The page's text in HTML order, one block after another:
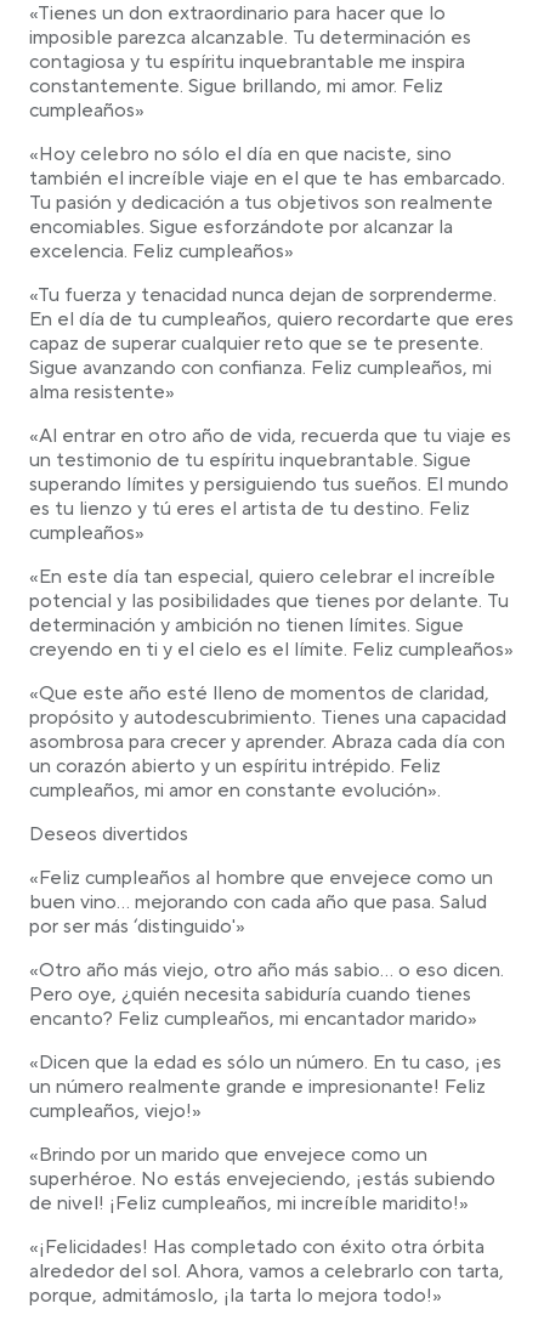
«Tienes un don extraordinario para hacer que lo
imposible parezca alcanzable. Tu determinación es
contagiosa y tu espíritu inquebrantable me inspira
constantemente. Sigue brillando, mi amor. Feliz
cumpleaños»
«Hoy celebro no sólo el día en que naciste, sino
también el increíble viaje en el que te has embarcado.
Tu pasión y dedicación a tus objetivos son realmente
encomiables. Sigue esforzándote por alcanzar la
excelencia. Feliz cumpleaños»
«Tu fuerza y tenacidad nunca dejan de sorprenderme.
En el día de tu cumpleaños, quiero recordarte que eres
capaz de superar cualquier reto que se te presente.
Sigue avanzando con confianza. Feliz cumpleaños, mi
alma resistente»
«Al entrar en otro año de vida, recuerda que tu viaje es
un testimonio de tu espíritu inquebrantable. Sigue
superando límites y persiguiendo tus sueños. El mundo
es tu lienzo y tú eres el artista de tu destino. Feliz
cumpleaños»
«En este día tan especial, quiero celebrar el increíble
potencial y las posibilidades que tienes por delante. Tu
determinación y ambición no tienen límites. Sigue
creyendo en ti y el cielo es el límite. Feliz cumpleaños»
«Que este año esté lleno de momentos de claridad,
propósito y autodescubrimiento. Tienes una capacidad
asombrosa para crecer y aprender. Abraza cada día con
un corazón abierto y un espíritu intrépido. Feliz
cumpleaños, mi amor en constante evolución».
Deseos divertidos
«Feliz cumpleaños al hombre que envejece como un
buen vino… mejorando con cada año que pasa. Salud
por ser más ‘distinguido'»
«Otro año más viejo, otro año más sabio… o eso dicen.
Pero oye, ¿quién necesita sabiduría cuando tienes
encanto? Feliz cumpleaños, mi encantador marido»
«Dicen que la edad es sólo un número. En tu caso, ¡es
un número realmente grande e impresionante! Feliz
cumpleaños, viejo!»
«Brindo por un marido que envejece como un
superhéroe. No estás envejeciendo, ¡estás subiendo
de nivel! ¡Feliz cumpleaños, mi increíble maridito!»
«¡Felicidades! Has completado con éxito otra órbita
alrededor del sol. Ahora, vamos a celebrarlo con tarta,
porque, admitámoslo, ¡la tarta lo mejora todo!»